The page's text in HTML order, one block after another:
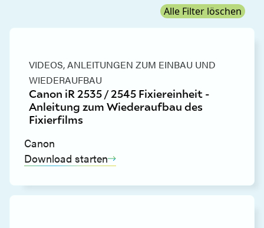
Alle Filter löschen
VIDEOS,ANLEITUNGEN ZUM EINBAU UND
WIEDERAUFBAU
Canon iR 2535 / 2545 Fixiereinheit -
Anleitung zum Wiederaufbau des
Fixierfilms
Canon
Download starten